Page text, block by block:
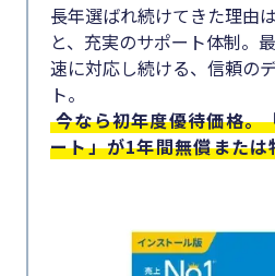
長年選ばれ続けてきた理由
と、充実のサポート体制。
速に対応し続ける、信頼の
ト。
今なら初年度優待価格。
ート」が1年間無償また